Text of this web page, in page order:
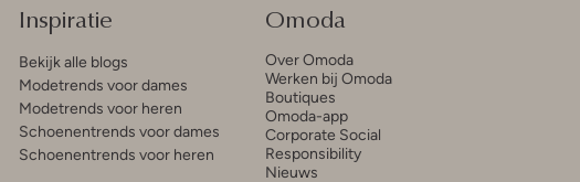
Inspiratie
Bekijk alle blogs
Modetrends voor dames
Modetrends voor heren
Schoenentrends voor dames
Schoenentrends voor heren
Omoda
Over Omoda
Werken bij Omoda
Boutiques
Omoda-app
Corporate Social
Responsibility
Nieuws